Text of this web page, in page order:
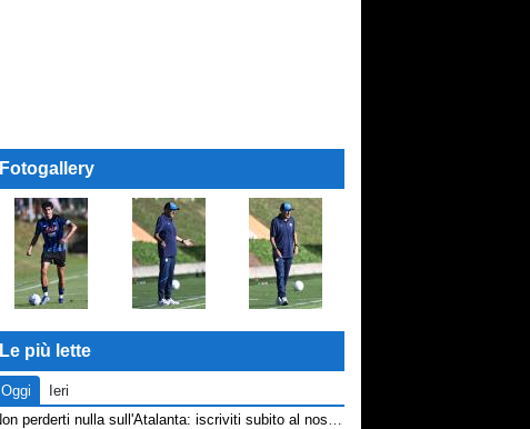
Fotogallery
Le più lette
Oggi
Ieri
Non perderti nulla sull'Atalanta: iscriviti subito al nostro canale WhatsApp!